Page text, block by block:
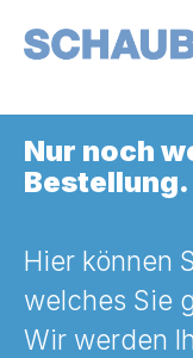
the
Nur noch
Bestellung.
Hier können
welches Sie
Wir werden